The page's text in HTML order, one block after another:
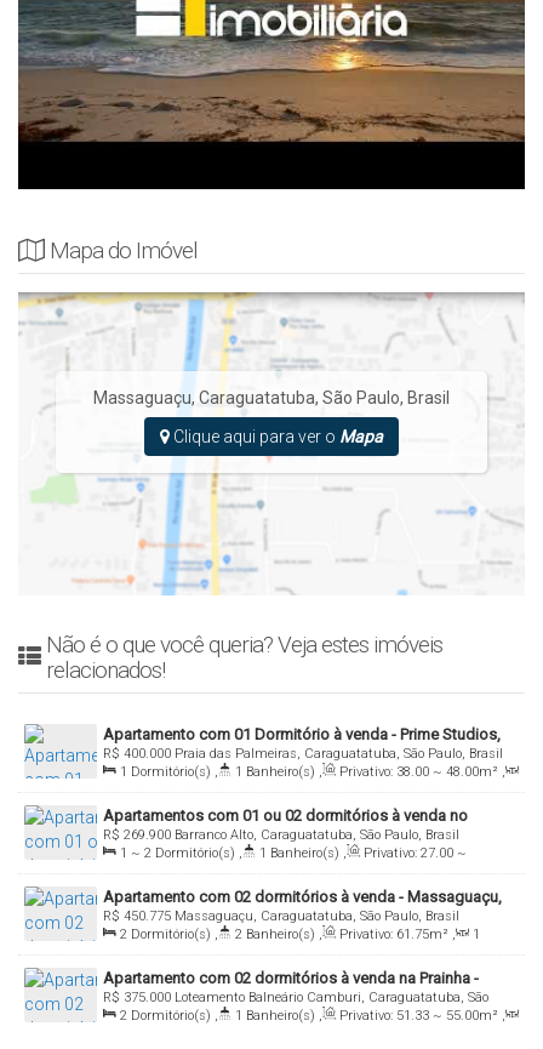
Mapa do Imóvel
Massaguaçu, Caraguatatuba, São Paulo, Brasil
Clique aqui para ver o Mapa
Não é o que você queria? Veja estes imóveis
relacionados!
Apartamento com 01 Dormitório à venda - Prime Studios,
Praia das Palmeiras, Caraguatatuba - SP
R$ 400.000 Praia das Palmeiras, Caraguatatuba, São Paulo, Brasil
1 Dormitório(s) , 1 Banheiro(s) , Privativo: 38.00 ~ 48.00m² ,
1 Sala(s) , Total: 38.00~ 48.00m² , 1 Vaga(s) , Útil: 38.00~
48.00m² , Terreno: 1500 .00m²
Apartamentos com 01 ou 02 dormitórios à venda no
Barranco Alto, Caraguatatuba/SP
R$ 269.900 Barranco Alto, Caraguatatuba, São Paulo, Brasil
1 ~ 2 Dormitório(s) , 1 Banheiro(s) , Privativo: 27.00 ~
111.00m² , 1 Sala(s) , Total: 27.00~ 111.00m² , 1 Vaga(s) ,
1500mDistância do Mar , Útil: 27.00 ~ 44.00m² ,
Terreno:
350.00m²
Apartamento com 02 dormitórios à venda - Massaguaçu,
Caraguatatuba/SP
R$ 450.775 Massaguaçu, Caraguatatuba, São Paulo, Brasil
2 Dormitório(s) , 2 Banheiro(s) , Privativo: 61 .75m² ,
1
Sala(s) , 1 Suíte(s) , Total: 61.75m² , 1 Vaga(s) ,
Útil:
61.75m² , Terreno: 1200.00m²
Apartamento com 02 dormitórios à venda na Prainha -
Caraguatatuba/SP
R$ 375.000 Loteamento Balneário Camburi, Caraguatatuba, São
Paulo, Brasil
2 Dormitório(s) , 1 Banheiro(s) , Privativo: 51 .33 ~ 55.00m² ,